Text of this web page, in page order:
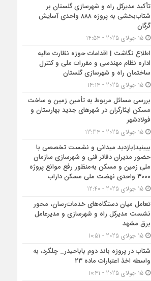
تأکید مدیرکل راه و شهرسازی گلستان بر
شتاب‌بخشی به پروژه ۸۸۸ واحدی آسایش
گرگان
15 جولای 2025 - 14:54
اطلاع نگاشت | اقدامات حوزه نظارت عالیه
اداره نظام مهندسی و مقررات ملی و کنترل
ساختمان راه و شهرسازی گلستان
15 جولای 2025 - 14:14
بررسی مسائل مربوط به تأمین زمین و ساخت
مسکن ایثارگران در شهرهای جدید بهارستان و
فولادشهر
15 جولای 2025 - 13:34
ببینید|بازدید میدانی و نشست تخصصی با
حضور مدیران دفاتر فنی و شهرسازی سازمان
ملی زمین و مسکن به‌منظور رفع موانع پروژه
۳۰۰۰ واحدی نهضت ملی مسکن داراب
15 جولای 2025 - 12:40
تعامل میان دستگاه‌های خدمات‌رسان، محور
نشست مدیرکل راه و شهرسازی و مدیرعامل
برق مشهد
15 جولای 2025 - 10:51
شتاب در پروژه باند دوم باباحیدر_ چلگرد، به
واسطه اخذ اعتبارات ماده ۲۳
15 جولای 2025 - 10:41